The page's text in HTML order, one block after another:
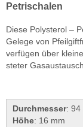
Petrischalen
Diese Polysterol –
Gelege von
verfügen über
steter
Durchmesser: 94
Höhe: 16 mm